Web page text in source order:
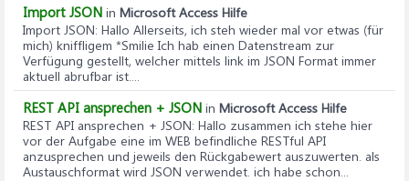
Import JSON in Microsoft Access Hilfe
Import JSON: Hallo Allerseits, ich steh wieder mal vor etwas (für
mich) kniffligem *Smilie Ich hab einen Datenstream zur
Verfügung gestellt, welcher mittels link im JSON Format immer
aktuell abrufbar ist....
REST API ansprechen + JSON in Microsoft Access Hilfe
REST API ansprechen + JSON: Hallo zusammen ich stehe hier
vor der Aufgabe eine im WEB befindliche RESTful API
anzusprechen und jeweils den Rückgabewert auszuwerten. als
Austauschformat wird JSON verwendet. ich habe schon...